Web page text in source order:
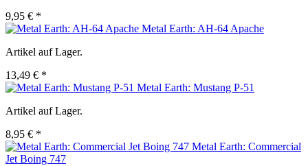
9,95 € *
Metal Earth: AH-64 Apache
Artikel auf Lager.
13,49 € *
Metal Earth: Mustang P-51
Artikel auf Lager.
8,95 € *
Metal Earth: Commercial
Jet Boing 747